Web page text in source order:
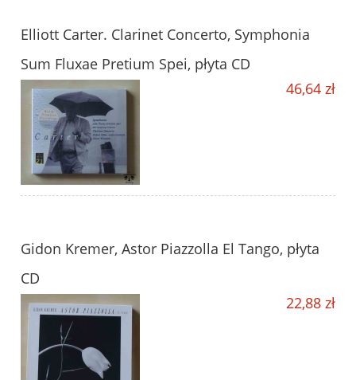
Elliott Carter. Clarinet Concerto, Symphonia
Sum Fluxae Pretium Spei, płyta CD
46,64 zł
Gidon Kremer, Astor Piazzolla El Tango, płyta
CD
22,88 zł